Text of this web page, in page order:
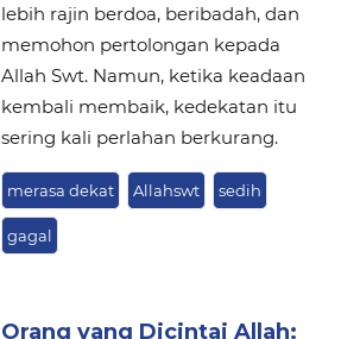
lebih rajin berdoa, beribadah, dan
memohon pertolongan kepada
Allah Swt. Namun, ketika keadaan
kembali membaik, kedekatan itu
sering kali perlahan berkurang.
merasa dekat Allahswt sedih
gagal
Orang yang Dicintai Allah: